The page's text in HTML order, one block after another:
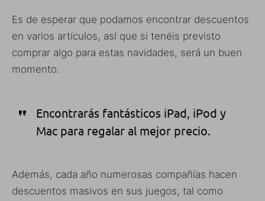
Es de esperar que podamos encontrar descuentos
en varios artículos, así que si tenéis previsto
comprar algo para estas navidades, será un buen
momento.
Encontrarás fantásticos iPad, iPod y
Mac para regalar al mejor precio.
Además, cada año numerosas compañías hacen
descuentos masivos en sus juegos, tal como